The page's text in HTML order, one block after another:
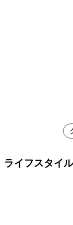
ライフスタイ